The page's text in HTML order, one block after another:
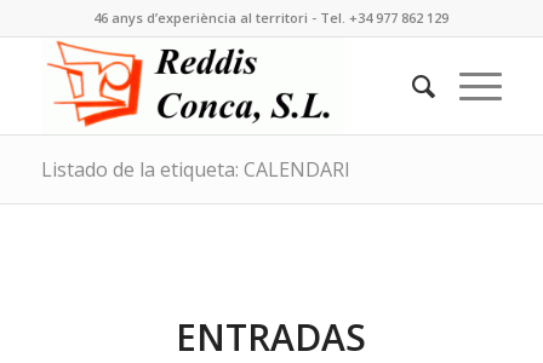
46 anys d’experiència al territori - Tel. +34 977 862 129
Listado de la etiqueta: CALENDARI
ENTRADAS